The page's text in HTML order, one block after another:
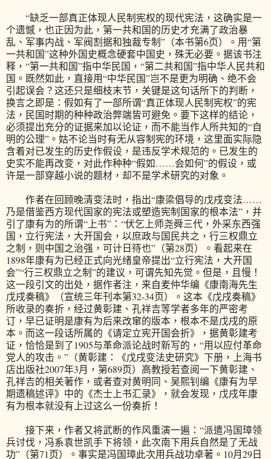
“缺乏一部真正体现人民制宪权的现代宪法，这确实是一
个遗憾，也正因为此，第一共和国的历史才充满了政治暴
乱、军事内战、军阀割据和独裁专制”（本书第6页）。用“第
一共和国”这种外国史概念硬套中国史，殊无必要。据该书注
释，“第一共和国”指中华民国，“第二共和国”指中华人民共和
国。既然如此，直接用“中华民国”岂不是更为明确、绝不会
引起误会？这还只是细枝末节，关键是这句话所下的判断，
换言之即是：假如有了一部所谓“真正体现人民制宪权”的宪
法，民国时期的种种政治弊端皆可避免。要下这样的结论，
必须提出充分的证据来加以论证，而不能当作人所共知的“自
明的公理”。姑不论当时有无从容制宪的环境，这里面实际隐
含着对已发生的历史作假设，是违反学术规范的。已发生的
史实不能再改变，对此作种种“假如……会如何”的假设，或
许是一部穿越小说的题材，却不是学术研究的对象。
作者在回顾晚清变法时，指出“康梁倡导的戊戌变法……
乃是借鉴西方现代国家的宪法或塑造宪制国家的根本法”，并
引了康有为的所谓“上书”：“伏乞上师尧舜三代，外采东西强
国，立行宪法，大开国会，以庶政与国民共之，行三权鼎立
之制，则中国之治强，可计日待也”（第28页）。看起来在
1898年康有为已经正式向光绪皇帝提出“立行宪法，大开国
会”“行三权鼎立之制”的建议，可谓先知先觉。但是，且慢！
这一段引文的出处，据作者注，来自麦仲华编《康南海先生
戊戌奏稿》（宣统三年刊本第32-34页）。这本《戊戌奏稿》
所收录的奏折，经过黄彰建、孔祥吉等学者多年的严密考
订，早已证明是康有为后来改窜的版本，根本不是戊戌的原
本。而这一段话所属的《请定立宪开国会折》，据黄彰建考
证，恰恰是到了1905与革命派论战时新写的，“用以应付革命
党人的攻击。”（黄彰建：《戊戌变法史研究》下册，上海书
店出版社2007年3月，第689页）高教授若查阅一下黄彰建、
孔祥吉的相关著作，或者查对黄明同、吴熙钊编《康有为早
期遗稿述评》中的《杰士上书汇录》，就会发现，戊戌年康
有为根本就没有上过这么一份奏折！
接下来，作者又将武断的作风重演一遍：“派遣冯国璋领
兵讨伐，冯系袁世凯手下将领，此次南下用兵自然是了无战
功”（第71页）。事实是冯国璋此次用兵战功卓著。10月29日